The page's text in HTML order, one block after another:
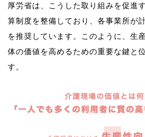
厚労省は、こうした取り組みを促進
算制度を整備しており、各事業所が
を推奨しています。このように、生
体の価値を高めるための重要な鍵と